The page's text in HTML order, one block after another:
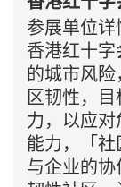
参展单位详
香港红十
的城市风
区韧性，
力，以应
能力，「
与企业的